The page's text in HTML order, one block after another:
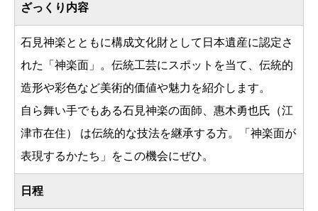
ざっくり内容
石見神楽とともに構成文化財として日本遺産に認定さ
れた「神楽面」。伝統工芸にスポットを当て、伝統的
造形や彩色など美術的価値や魅力を紹介します。
自ら舞い手でもある石見神楽の面師、惠木勇也氏（江
津市在住） は伝統的な技法を継承する方。「神楽面が
表現するかたち」をこの機会にぜひ。
日程